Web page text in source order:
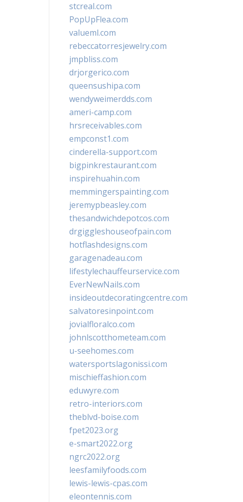
stcreal.com
PopUpFlea.com
valueml.com
rebeccatorresjewelry.com
jmpbliss.com
drjorgerico.com
queensushipa.com
wendyweimerdds.com
ameri-camp.com
hrsreceivables.com
empconst1.com
cinderella-support.com
bigpinkrestaurant.com
inspirehuahin.com
memmingerspainting.com
jeremypbeasley.com
thesandwichdepotcos.com
drgiggleshouseofpain.com
hotflashdesigns.com
garagenadeau.com
lifestylechauffeurservice.com
EverNewNails.com
insideoutdecoratingcentre.com
salvatoresinpoint.com
jovialfloralco.com
johnlscotthometeam.com
u-seehomes.com
watersportslagonissi.com
mischieffashion.com
eduwyre.com
retro-interiors.com
theblvd-boise.com
fpet2023.org
e-smart2022.org
ngrc2022.org
leesfamilyfoods.com
lewis-lewis-cpas.com
eleontennis.com